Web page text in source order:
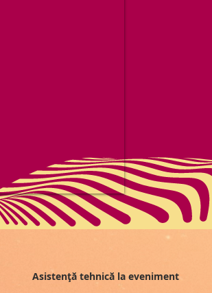
Asistență tehnică la eveniment